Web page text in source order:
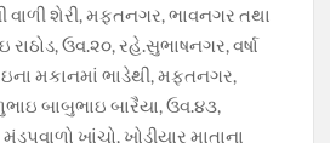
વાળી શેરી, મફતનગર, ભાવનગર તથા
રાઠોડ, ઉવ.૨૦, રહે.સુભાષનગર, વર્ષા
મકાનમાં ભાડેથી, મફતનગર,
બાબુભાઇ બારૈયા, ઉવ.૪૩,
ખાંચો, ખોડીયાર માતાના